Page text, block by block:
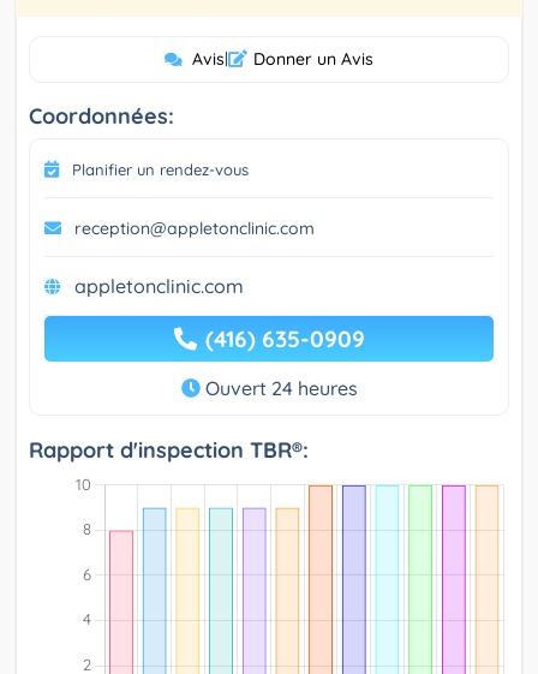
Avis| Donner un Avis
Coordonnées:
Planifier un rendez-vous
reception@appletonclinic.com
appletonclinic.com
(416) 635-0909
Ouvert 24 heures
Rapport d'inspection TBR®: